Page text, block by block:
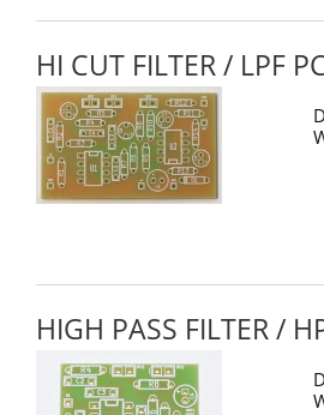
HI CUT FILTER / LPF
HIGH PASS FILTER /